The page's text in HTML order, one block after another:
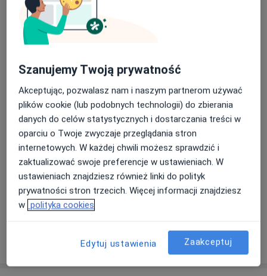
Higienizacja
Umów
Nakładkowe wybielanie zębów
1 100 zł
Szczegółynakładkowe wybielanie zębów
Umów
+ 4 usługi
W jaki sposób ustalane są ceny?
Szanujemy Twoją prywatność
Akceptując, pozwalasz nam i naszym partnerom używać
plików cookie (lub podobnych technologii) do zbierania
danych do celów statystycznych i dostarczania treści w
oparciu o Twoje zwyczaje przeglądania stron
internetowych. W każdej chwili możesz sprawdzić i
zaktualizować swoje preferencje w ustawieniach. W
ustawieniach znajdziesz również linki do polityk
prywatności stron trzecich. Więcej informacji znajdziesz
w polityka cookies
Edytuj ustawienia Zaakceptuj